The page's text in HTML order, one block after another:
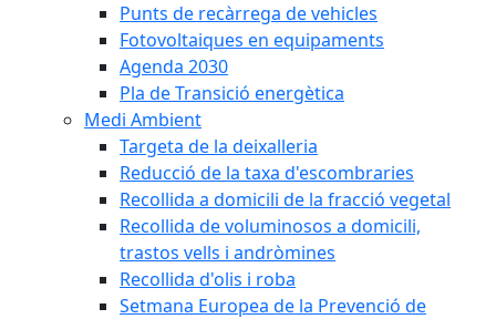
Punts de recàrrega de vehicles
Fotovoltaiques en equipaments
Agenda 2030
Pla de Transició energètica
Medi Ambient
Targeta de la deixalleria
Reducció de la taxa d'escombraries
Recollida a domicili de la fracció vegetal
Recollida de voluminosos a domicili,
trastos vells i andròmines
Recollida d'olis i roba
Setmana Europea de la Prevenció de